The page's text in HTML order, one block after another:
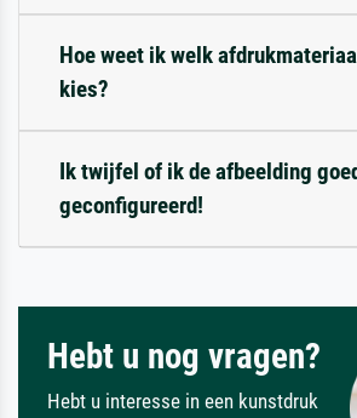
Hoe weet ik welk
kies?
Ik twijfel of ik de afbeelding
geconfigureerd!
Hebt u nog vragen?
Hebt u interesse in een kunstdruk